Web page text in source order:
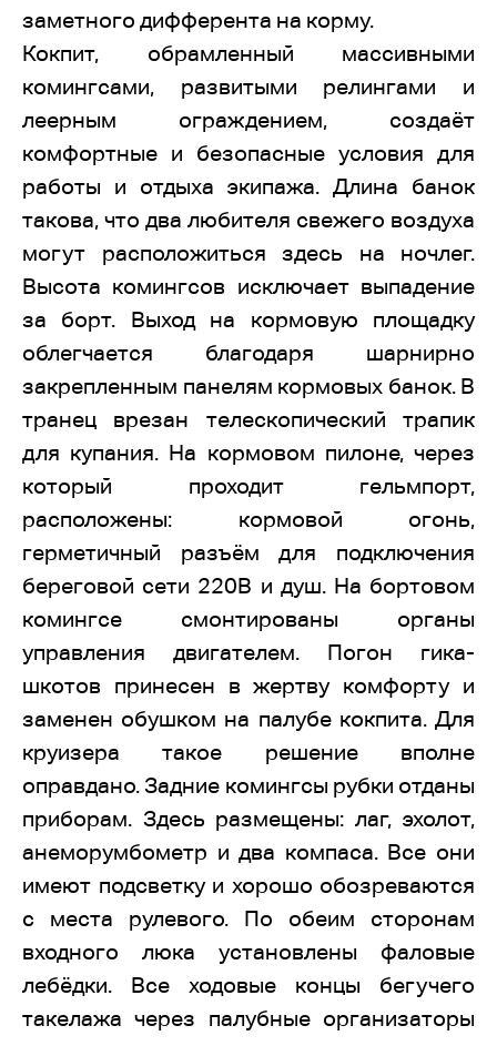
заметного дифферента на корму.
Кокпит, обрамленный массивными
комингсами, развитыми релингами и
леерным ограждением, создаёт
комфортные и безопасные условия для
работы и отдыха экипажа. Длина банок
такова, что два любителя свежего воздуха
могут расположиться здесь на ночлег.
Высота комингсов исключает выпадение
за борт. Выход на кормовую площадку
облегчается благодаря шарнирно
закрепленным панелям кормовых банок. В
транец врезан телескопический трапик
для купания. На кормовом пилоне, через
который проходит гельмпорт,
расположены: кормовой огонь,
герметичный разъём для подключения
береговой сети 220В и душ. На бортовом
комингсе смонтированы органы
управления двигателем. Погон гика-
шкотов принесен в жертву комфорту и
заменен обушком на палубе кокпита. Для
круизера такое решение вполне
оправдано. Задние комингсы рубки отданы
приборам. Здесь размещены: лаг, эхолот,
анеморумбометр и два компаса. Все они
имеют подсветку и хорошо обозреваются
с места рулевого. По обеим сторонам
входного люка установлены фаловые
лебёдки. Все ходовые концы бегучего
такелажа через палубные организаторы